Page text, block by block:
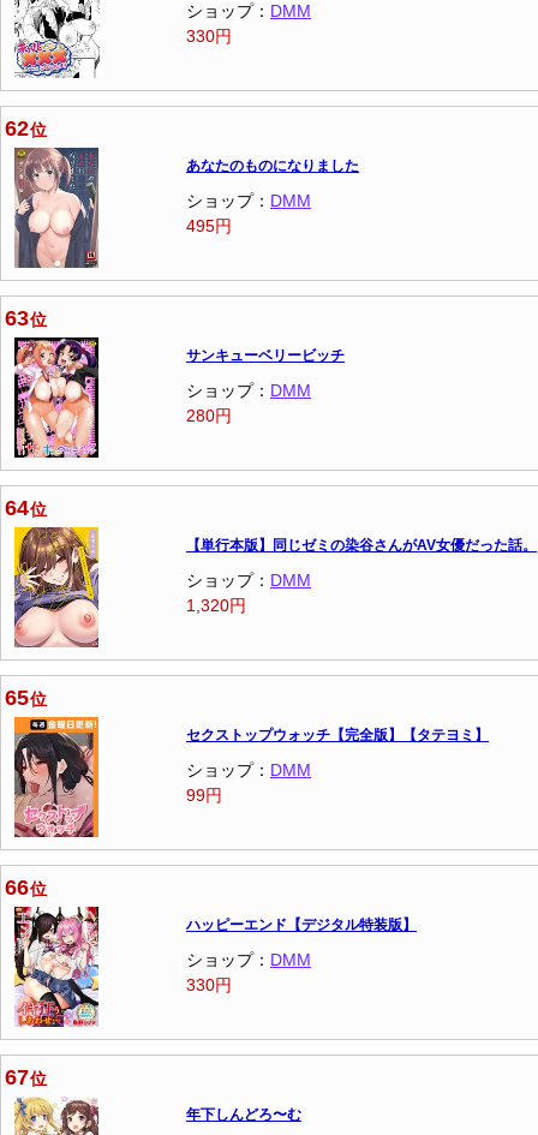
ショップ： DMM
330円
62位
あなたのものになりました
ショップ： DMM
495円
63位
サンキューベリービッチ
ショップ： DMM
280円
64位
【単行本版】同じゼミの染谷さんがAV女優だった話。
ショップ： DMM
1,320円
65位
セクストップウォッチ【完全版】【タテヨミ】
ショップ： DMM
99円
66位
ハッピーエンド【デジタル特装版】
ショップ： DMM
330円
67位
年下しんどろ〜む